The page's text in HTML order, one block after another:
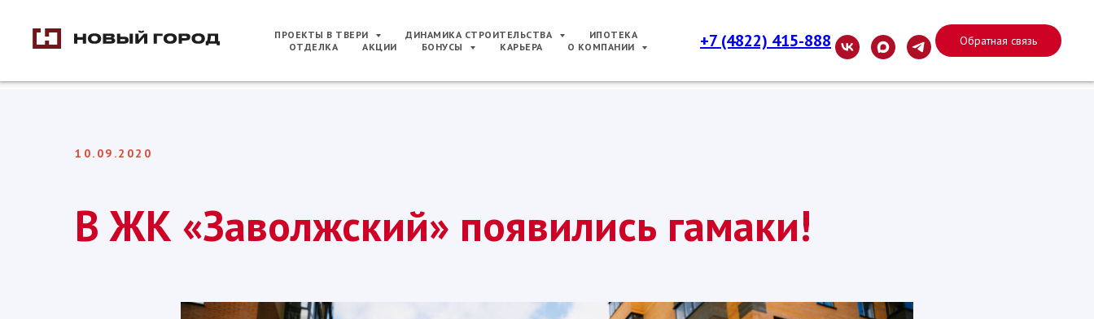
ПРОЕКТЫ В ТВЕРИ ДИНАМИКА СТРОИТЕЛЬСТВА
ИПОТЕКА
ОТДЕЛКА
АКЦИИ БОНУСЫ КАРЬЕРА О КОМПАНИИ +7 (4822) 415-888 Обратная связь
10.09.2020
В ЖК «Заволжский» появились гамаки!